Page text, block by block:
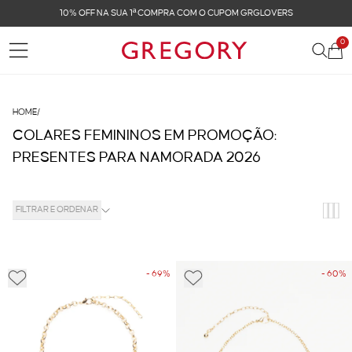
10% OFF NA SUA 1ª COMPRA COM O CUPOM GRGLOVERS
0
HOME/
COLARES FEMININOS EM PROMOÇÃO:
PRESENTES PARA NAMORADA 2026
FILTRAR E ORDENAR
- 69% - 60%